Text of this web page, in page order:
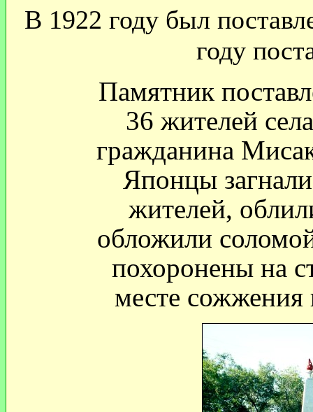
В 1922 году был
году
Памятник
36 жителей
гражданина
Японцы
жителей,
обложили
похоронены на
месте сожжения